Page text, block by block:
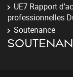
UE7 Rapport
professionnelles
Soutenance